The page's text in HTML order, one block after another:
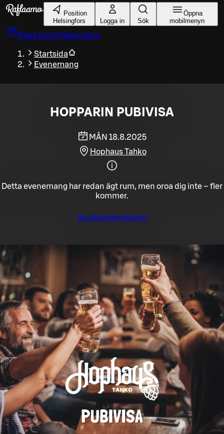
Gå till huvudinnehållet
Position
Helsingfors
Logga in Sök
Öppna
mobilmenyn
Boka bord Helsingfors
Startsida
Evenemang
HOPPARIN PUBIVISA
MÅN 18.8.2025
Hophaus Tahko
Detta evenemang har redan ägt rum, men oroa dig inte – fler
kommer.
Se alla evenemang